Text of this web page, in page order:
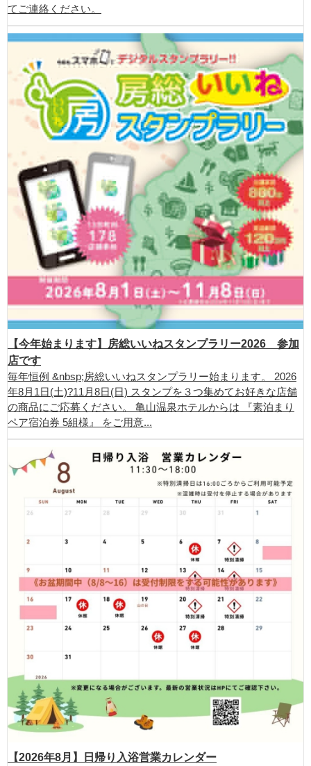
てご連絡ください。
【今年始まります】房総いいねスタンプラリー2026 参加
店です
毎年恒例 &nbsp;房総いいねスタンプラリー始まります。 2026
年8月1日(土)?11月8日(日) スタンプを３つ集めてお好きな店舗
の商品にご応募ください。 亀山温泉ホテルからは 『素泊まり
ペア宿泊券 5組様』 をご用意...
【2026年8月】日帰り入浴営業カレンダー